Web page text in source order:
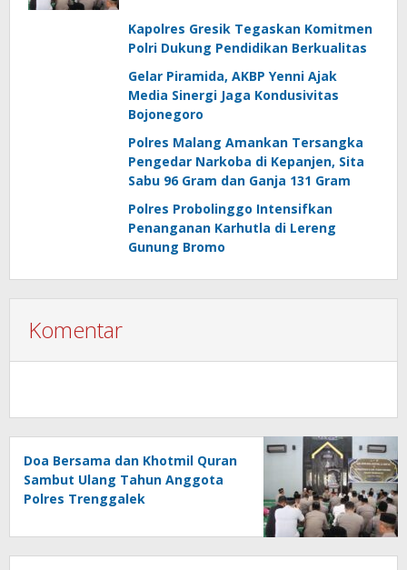
Kapolres Gresik Tegaskan Komitmen
Polri Dukung Pendidikan Berkualitas
Gelar Piramida, AKBP Yenni Ajak
Media Sinergi Jaga Kondusivitas
Bojonegoro
Polres Malang Amankan Tersangka
Pengedar Narkoba di Kepanjen, Sita
Sabu 96 Gram dan Ganja 131 Gram
Polres Probolinggo Intensifkan
Penanganan Karhutla di Lereng
Gunung Bromo
Komentar
Doa Bersama dan Khotmil Quran
Sambut Ulang Tahun Anggota
Polres Trenggalek